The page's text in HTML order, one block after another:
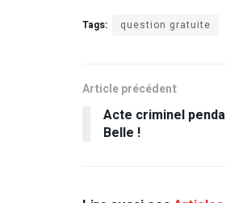
Tags: question gratuite
Article précédent
Acte criminel
Belle !